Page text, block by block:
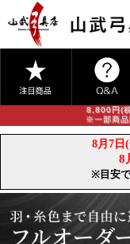
8,800円(
※一部商品